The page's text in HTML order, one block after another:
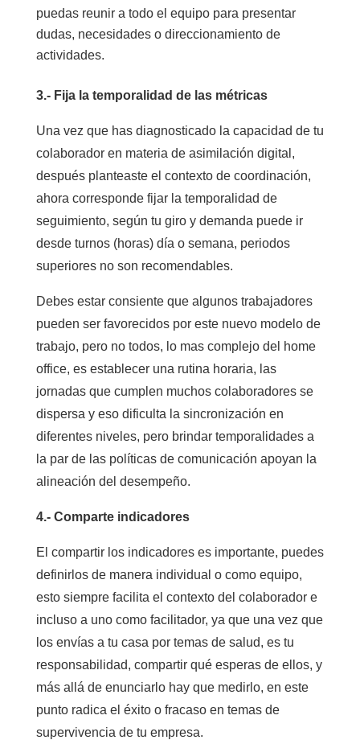
puedas reunir a todo el equipo para presentar
dudas, necesidades o direccionamiento de
actividades.
3.- Fija la temporalidad de las métricas
Una vez que has diagnosticado la capacidad de tu
colaborador en materia de asimilación digital,
después planteaste el contexto de coordinación,
ahora corresponde fijar la temporalidad de
seguimiento, según tu giro y demanda puede ir
desde turnos (horas) día o semana, periodos
superiores no son recomendables.
Debes estar consiente que algunos trabajadores
pueden ser favorecidos por este nuevo modelo de
trabajo, pero no todos, lo mas complejo del home
office, es establecer una rutina horaria, las
jornadas que cumplen muchos colaboradores se
dispersa y eso dificulta la sincronización en
diferentes niveles, pero brindar temporalidades a
la par de las políticas de comunicación apoyan la
alineación del desempeño.
4.- Comparte indicadores
El compartir los indicadores es importante, puedes
definirlos de manera individual o como equipo,
esto siempre facilita el contexto del colaborador e
incluso a uno como facilitador, ya que una vez que
los envías a tu casa por temas de salud, es tu
responsabilidad, compartir qué esperas de ellos, y
más allá de enunciarlo hay que medirlo, en este
punto radica el éxito o fracaso en temas de
supervivencia de tu empresa.